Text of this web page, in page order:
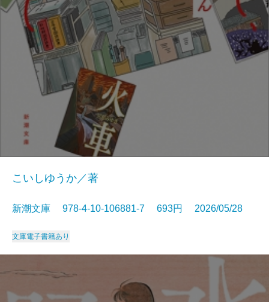
こいしゆうか／著
新潮文庫 978-4-10-106881-7 693円 2026/05/28
文庫電子書籍あり